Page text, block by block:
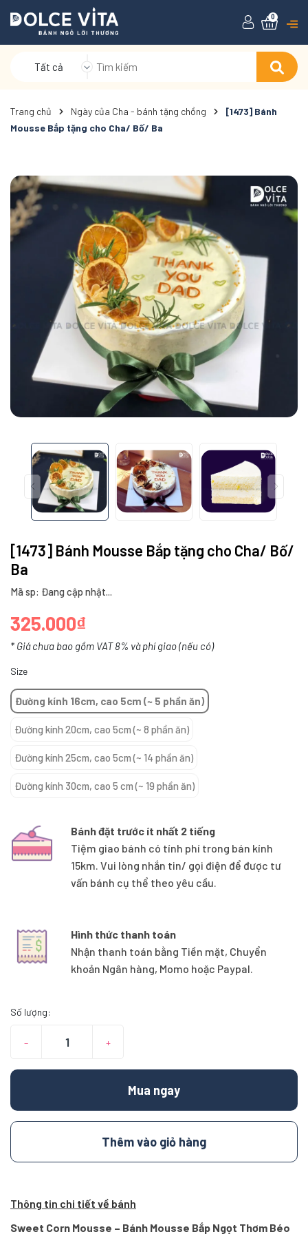
Tất cả
0
Trang chủ Ngày của Cha - bánh tặng chồng
[1473] Bánh
Mousse Bắp tặng cho Cha/ Bố/ Ba
[1473] Bánh Mousse Bắp tặng cho Cha/ Bố/
Ba
Mã sp: Đang cập nhật...
325.000₫
* Giá chưa bao gồm VAT 8% và phí giao (nếu có)
Size
Đường kính 16cm, cao 5cm (~ 5 phần ăn)
Đường kính 20cm, cao 5cm (~ 8 phần ăn)
Đường kính 25cm, cao 5cm (~ 14 phần ăn)
Đường kính 30cm, cao 5 cm (~ 19 phần ăn)
Bánh đặt trước ít nhất 2 tiếng
Tiệm giao bánh có tính phí trong bán kính
15km. Vui lòng nhắn tin/ gọi điện để được tư
vấn bánh cụ thể theo yêu cầu.
Hình thức thanh toán
Nhận thanh toán bằng Tiền mặt, Chuyển
khoản Ngân hàng, Momo hoặc Paypal.
Số lượng:
– +
Mua ngay
Thêm vào giỏ hàng
Thông tin chi tiết về bánh
Sweet Corn Mousse – Bánh Mousse Bắp Ngọt Thơm Béo